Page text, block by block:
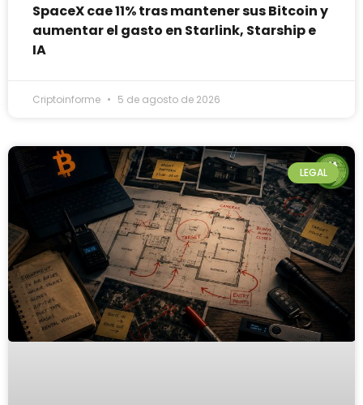
SpaceX cae 11% tras mantener sus Bitcoin y
aumentar el gasto en Starlink, Starship e
IA
Criptoinforme 5 de agosto de 2026
LEGAL